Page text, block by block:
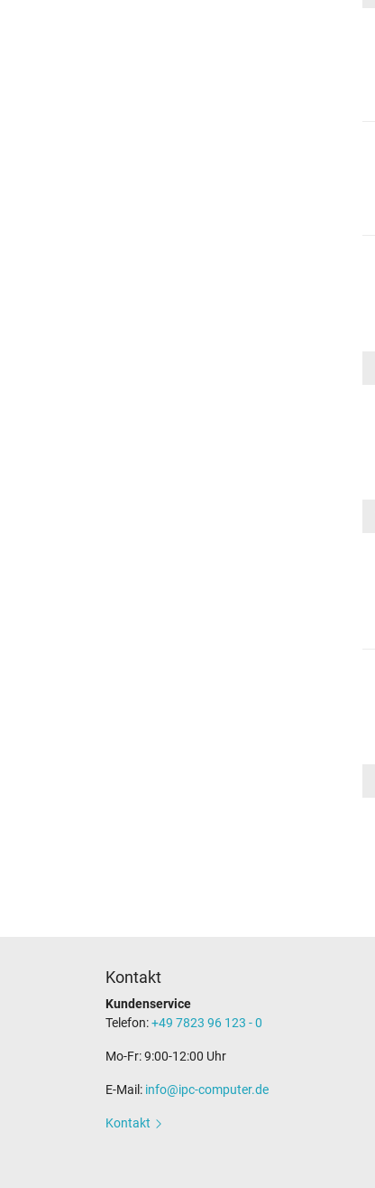
Kontakt
Kundenservice
Telefon:+49 7823 96 123 - 0
Mo-Fr: 9:00-12:00 Uhr
E-Mail: info@ipc-computer.de
Kontakt